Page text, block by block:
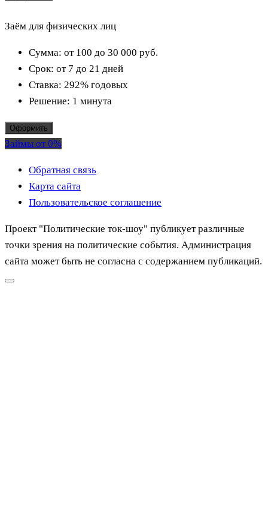
Заём для физических лиц
Сумма: от 100 до 30 000 руб.
Срок: от 7 до 21 дней
Ставка: 292% годовых
Решение: 1 минута
Оформить
Займы от 0%
Обратная связь
Карта сайта
Пользовательское соглашение
Проект "Политические ток-шоу" публикует различные
точки зрения на политические события. Администрация
сайта может быть не согласна с содержанием публикаций.